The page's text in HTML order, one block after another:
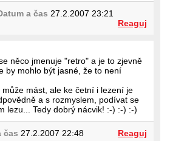
a čas 27.2.2007 23:21
Reaguj
něco jmenuje "retro" a je to zjevně
by mohlo být jasné, že to není
mást, ale ke četní i lezení je
a s rozmyslem, podívat se
lezu... Tedy dobrý nácvik! :-) :-) :-)
čas 27.2.2007 22:48 Reaguj